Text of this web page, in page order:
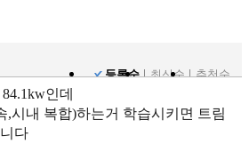
등록순
최신순 추천순
인데
,시내 복합)하는거 학습시키면 트림
다